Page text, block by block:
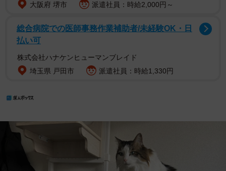
大阪府 堺市
派遣社員：時給2,000円～
総合病院での医師事務作業補助者/未経験OK・日
払い可
株式会社ハナケンヒューマンブレイド
埼玉県 戸田市
派遣社員：時給1,330円